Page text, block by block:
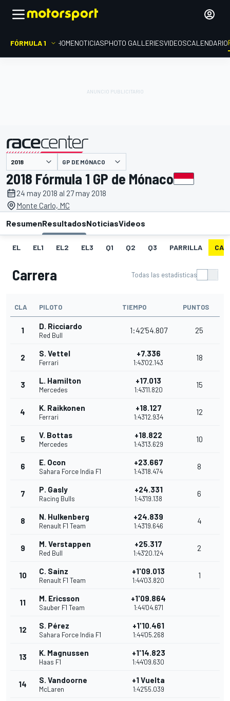
FÓRMULA 1 HOMENOTICIASPHOTO GALLERIESVIDEOSCALENDARIO
presentado por GP DE MÓNACO
2018 Fórmula 1 GP de Mónaco
24 may 2018 al 27 may 2018
Monte Carlo, MC
ResumenResultadosNoticiasVideos
EL EL1 EL2 EL3 Q1 Q2 Q3 PARRILLA
Carrera Todas las estadísticas
CLA PILOTO TIEMPO PUNTOS
1 D. Ricciardo
Red Bull
1:42'54.807 25
2 S. Vettel
Ferrari
+7.336
1:43'02.143
18
3 L. Hamilton
Mercedes
+17.013
1:43'11.820
15
4 K. Raikkonen
Ferrari
+18.127
1:43'12.934
12
5 V. Bottas
Mercedes
+18.822
1:43'13.629
10
6 E. Ocon
Sahara Force India F1
+23.667
1:43'18.474
8
7 P. Gasly
Racing Bulls
+24.331
1:43'19.138
6
8 N. Hulkenberg
Renault F1 Team
+24.839
1:43'19.646
4
9 M. Verstappen
Red Bull
+25.317
1:43'20.124
2
10 C. Sainz
Renault F1 Team
+1'09.013
1:44'03.820
1
11 M. Ericsson
Sauber F1 Team
+1'09.864
1:44'04.671
12 S. Pérez
Sahara Force India F1
+1'10.461
1:44'05.268
13 K. Magnussen
Haas F1
+1'14.823
1:44'09.630
14 S. Vandoorne
McLaren
+1 Vuelta
1:42'55.039